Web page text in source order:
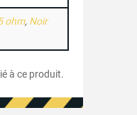
ohm, Noir
à ce produit.